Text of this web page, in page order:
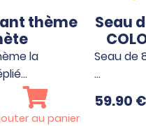
thème
la
au panier
Seau
Seau de
…
59.90 €